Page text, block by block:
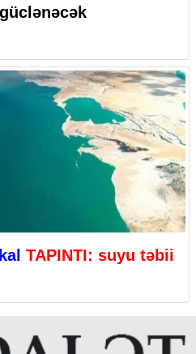
TAPINTI: suyu təbii